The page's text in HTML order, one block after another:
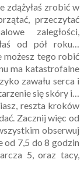
zdążyłaś zrobić w
przeczytać
zaległości,
od pół roku…
możesz tego robić
ma katastrofalne
zawału serca i
się skóry i…
reszta kroków
Zacznij więc od
obserwuj
od 7,5 do 8 godzin
5, oraz tacy,